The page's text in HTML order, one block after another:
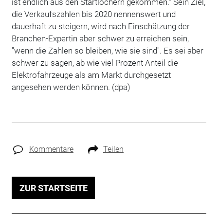
die Verkaufszahlen bis 2020 nennenswert und
dauerhaft zu steigern, wird nach Einschätzung der
Branchen-Expertin aber schwer zu erreichen sein,
"wenn die Zahlen so bleiben, wie sie sind". Es sei aber
schwer zu sagen, ab wie viel Prozent Anteil die
Elektrofahrzeuge als am Markt durchgesetzt
angesehen werden können. (dpa)
Kommentare Teilen
ZUR STARTSEITE